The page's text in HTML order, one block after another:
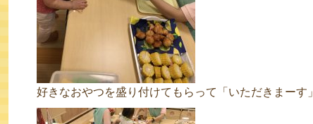
好きなおやつを盛り付けてもらって「いただきまーす」